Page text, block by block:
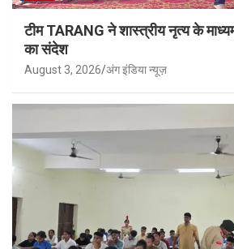
टीम TARANG ने शास्त्रीय नृत्य के
का संदेश
August 3, 2026 अंग इंडिया न्यूज़